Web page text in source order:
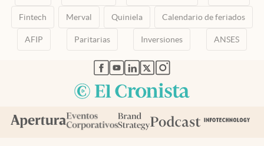
Fintech Merval Quiniela Calendario de feriados
AFIP Paritarias Inversiones ANSES
abre en nueva pestaña
abre en nueva pestaña
abre en nueva pestaña
abre en nueva pestaña
abre en nueva pestaña